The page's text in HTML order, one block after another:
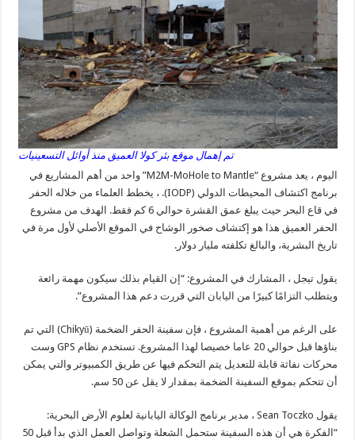
تم إهمال موقع بئر كولا العميق منذ أوائل التسعينيات
اليوم ، يعد مشروع “M2M-MoHole to Mantle” واحد من أهم المشاريع في
برنامج اكتشاف المحيطات الدولي (IODP). ، يخطط العلماء من خلاله الحفر
في قاع البحر حيث يبلغ عمق القشرة حوالي 6 كم فقط. الهدف من مشروع
الحفر العميق هذا هو إكتشاف صخور الوشاح في الموقع الأصلي لأول مرة في
تاريخ البشرية، والبالغ تكلفته مليار دولار.
يقول تيجل ، المشارك في المشروع: “إن القيام بذلك سيكون مهمة رائعة
ويتطلب التزامًا كبيرًا من اليابان التي قررت دعم هذا المشروع”.
على الرغم من أهمية المشروع ، فإن سفينة الحفر الضخمة (Chikyū) التي تم
بناؤها قبل حوالي 20 عاما خصيصا لهذا المشروع. تستخدم نظام GPS وست
محركات نفاثة قابلة للتعديل يتم التحكم فيها عن طريق الكمبيوتر والتي يمكن
أن تتحكم بموقع السفينة الضخمة بمقدار لا يقل عن 50 سم.
يقول Sean Toczko ، مدير برنامج الوكالة اليابانية لعلوم الأرض البحرية:
“الفكرة هي أن هذه السفينة ستحمل الشعلة وتواصل العمل الذي بدأ قبل 50